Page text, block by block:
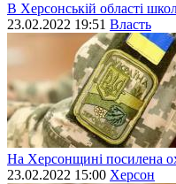
В Херсонській області
23.02.2022 19:51 Власть
На Херсонщині посилена
23.02.2022 15:00 Херсон